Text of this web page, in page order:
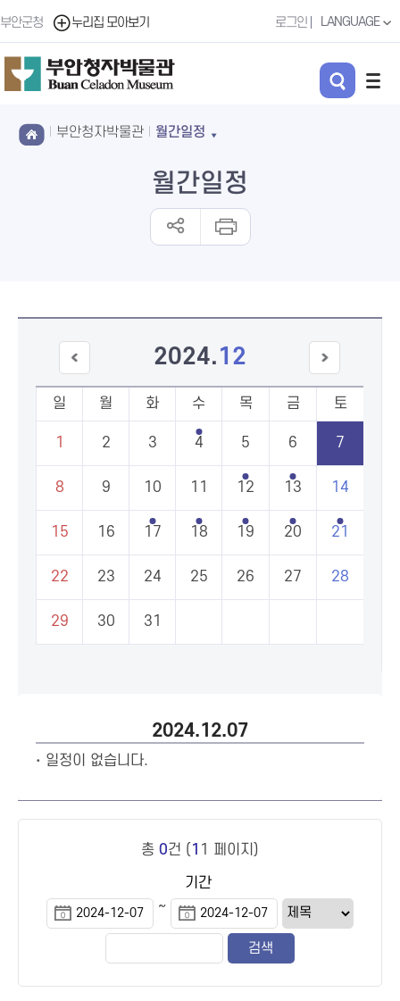
부안군청 누리집 모아보기 로그인 LANGUAGE
부안청자박물관 월간일정
월간일정
2024.12
일 월 화 수 목 금 토
1 2 3 4 5 6 7
8 9 10 11 12 13 14
15 16 17 18 19 20 21
22 23 24 25 26 27 28
29 30 31
2024.12.07
일정이 없습니다.
총 0건 ( 1 1 페이지)
기간
~